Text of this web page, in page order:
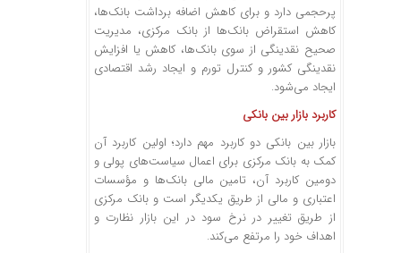
پرحجمی دارد و برای کاهش اضافه برداشت بانک‌ها،
کاهش استقراض بانک‌ها از بانک مرکزی، مدیریت
صحیح نقدینگی از سوی بانک‌ها، کاهش یا افزایش
نقدینگی کشور و کنترل تورم و ایجاد رشد اقتصادی
ایجاد می‌شود.
کاربرد بازار بین بانکی
بازار بین بانکی دو کاربرد مهم دارد؛ اولین کاربرد آن
کمک به بانک مرکزی برای اعمال سیاست‌های پولی و
دومین کاربرد آن، تامین مالی بانک‌ها و مؤسسات
اعتباری و مالی از طریق یکدیگر است و بانک مرکزی
از طریق تغییر در نرخ سود در این بازار نظارت و
اهداف خود را مرتفع می‌کند.